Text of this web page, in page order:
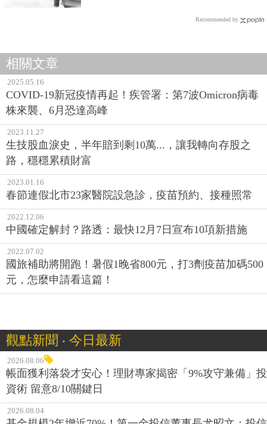
Recommended by
相關文章
2025.05.16
COVID-19新冠疫情再起！疾管署：第7波Omicron病毒
株來襲、6月恐達高峰
2023.11.27
生技股血淚史，半年賠到剩10萬...，讓我轉向存股之
路，穩穩累積財富
2023.01.16
春節連假北市23家醫院設急診，疫苗預約、接種照常
2022.12.06
中國確定解封？路透：最快12月7日宣布10項新措施
2022.07.02
國旅補助將開跑！暑假1晚省800元，打3劑疫苗加碼500
元，怎麼申請看這篇！
觀點新聞 ‧ 今日最新
2026.08.06
帳面獲利落袋才安心！理財專家揭密「9%攻守兼備」投
資術 留意8/10關鍵日
2026.08.04